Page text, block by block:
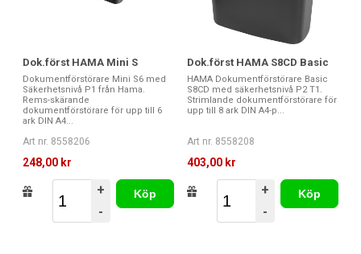
Dok.först HAMA Mini S
Dokumentförstörare Mini S6 med
Säkerhetsnivå P1 från Hama.
Rems-skärande
dokumentförstörare för upp till 6
ark DIN A4...
Art nr. 8558206
248,00 kr
+
-
Köp
Dok.först HAMA S8CD Basic
HAMA Dokumentförstörare Basic
S8CD med säkerhetsnivå P2 T1.
Strimlande dokumentförstörare för
upp till 8 ark DIN A4-p...
Art nr. 8558208
403,00 kr
+
-
Köp